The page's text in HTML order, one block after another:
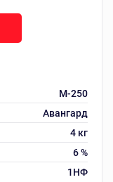
М-250
Авангард
4 кг
6 %
1НФ